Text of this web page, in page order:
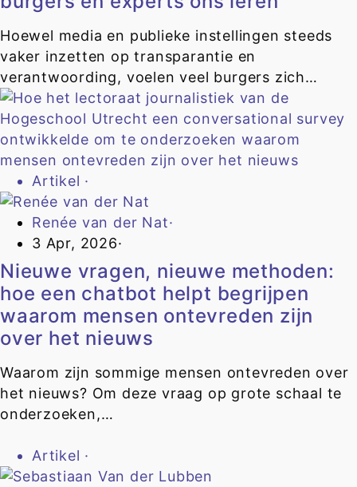
Hoewel media en publieke instellingen steeds
vaker inzetten op transparantie en
verantwoording, voelen veel burgers zich…
Artikel ·
Renée van der Nat·
3 Apr, 2026·
Nieuwe vragen, nieuwe methoden:
hoe een chatbot helpt begrijpen
waarom mensen ontevreden zijn
over het nieuws
Waarom zijn sommige mensen ontevreden over
het nieuws? Om deze vraag op grote schaal te
onderzoeken,…
Artikel ·